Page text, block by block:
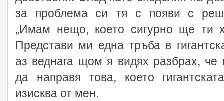
за проблема си тя с появи с
„Имам нещо, което сигурно ще ти
Представи ми една тръба в
аз веднага щом я видях разбрах, че
да направя това, което
изисква от мен.